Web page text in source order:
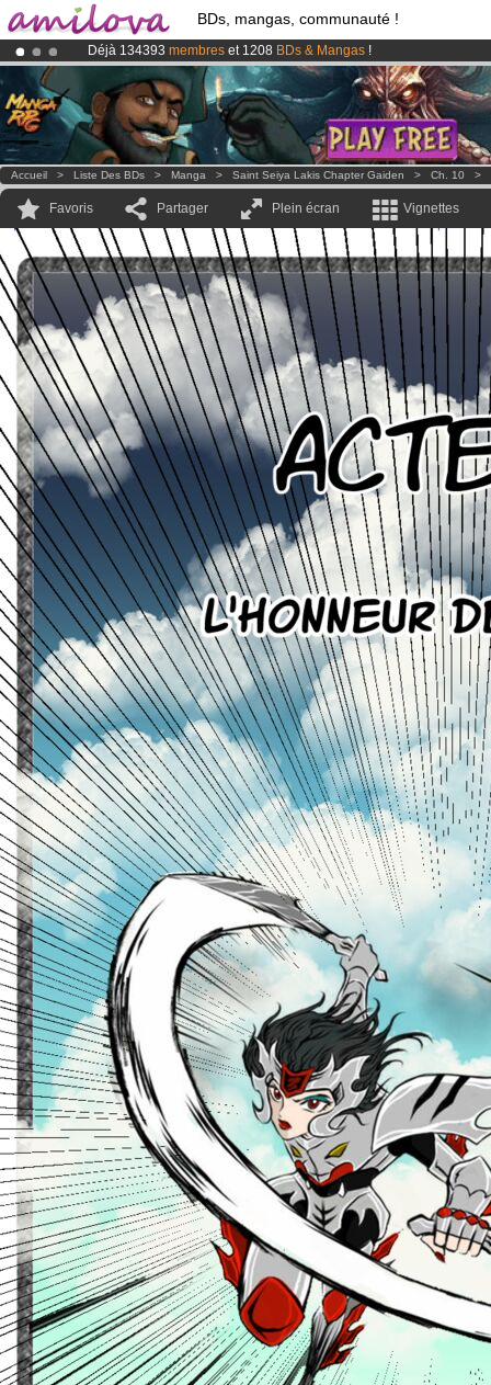
BDs, mangas, communauté !
Déjà 134393 membres et 1208 BDs & Mangas !
Abonnement premium: à partir de3.95 eurospar mois !Clique ici
LeKickstarter Amilova est désormais lancé
Accueil > Liste Des BDs > Manga > Saint Seiya Lakis Chapter Gaiden > Ch. 10 >
Favoris Partager Plein écran Vignettes